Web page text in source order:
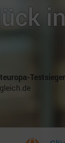
Testsieger